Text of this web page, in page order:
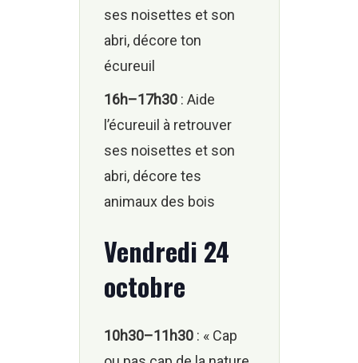
ses noisettes et son
abri, décore ton
écureuil
16h–17h30 : Aide
l’écureuil à retrouver
ses noisettes et son
abri, décore tes
animaux des bois
Vendredi 24
octobre
10h30–11h30 : « Cap